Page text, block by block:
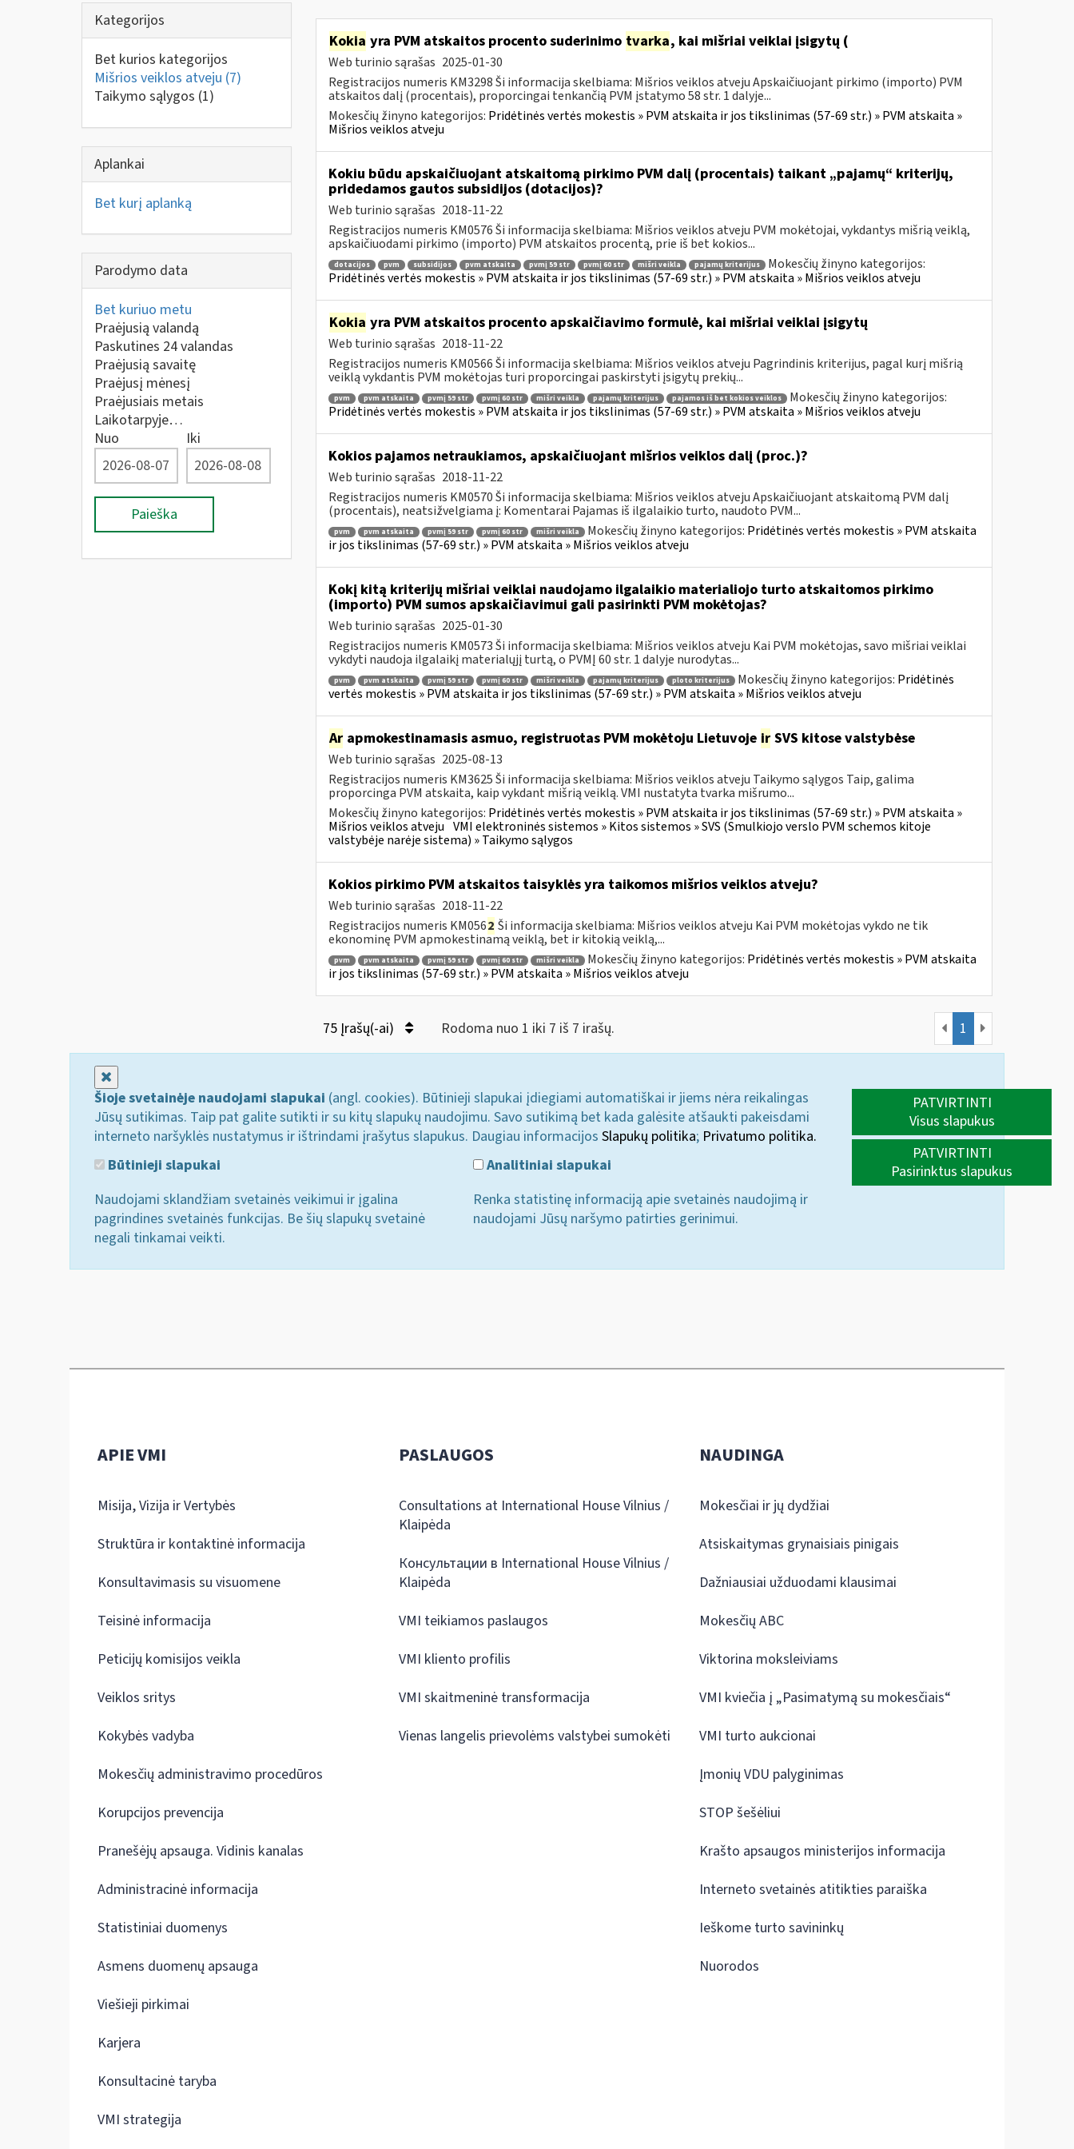
Kategorijos
Bet kurios kategorijos
Mišrios veiklos atveju (7)
Taikymo sąlygos (1)
Aplankai
Bet kurį aplanką
Parodymo data
Bet kuriuo metu
Praėjusią valandą
Paskutines 24 valandas
Praėjusią savaitę
Praėjusį mėnesį
Praėjusiais metais
Laikotarpyje…
Nuo
Iki
Paieška
Kokia yra PVM atskaitos procento suderinimo tvarka, kai mišriai veiklai įsigytų (
Web turinio sąrašas 2025-01-30
Registracijos numeris KM3298 Ši informacija skelbiama: Mišrios veiklos atveju Apskaičiuojant pirkimo (importo) PVM
atskaitos dalį (procentais), proporcingai tenkančią PVM įstatymo 58 str. 1 dalyje...
Mokesčių žinyno kategorijos: Pridėtinės vertės mokestis » PVM atskaita ir jos tikslinimas (57-69 str.) » PVM atskaita »
Mišrios veiklos atveju
Kokiu būdu apskaičiuojant atskaitomą pirkimo PVM dalį (procentais) taikant „pajamų“ kriterijų,
pridedamos gautos subsidijos (dotacijos)?
Web turinio sąrašas 2018-11-22
Registracijos numeris KM0576 Ši informacija skelbiama: Mišrios veiklos atveju PVM mokėtojai, vykdantys mišrią veiklą,
apskaičiuodami pirkimo (importo) PVM atskaitos procentą, prie iš bet kokios...
dotacijos pvm subsidijos pvm atskaita pvmį 59 str pvmį 60 str mišri veikla pajamų kriterijus
Mokesčių žinyno kategorijos:
Pridėtinės vertės mokestis » PVM atskaita ir jos tikslinimas (57-69 str.) » PVM atskaita » Mišrios veiklos atveju
Kokia yra PVM atskaitos procento apskaičiavimo formulė, kai mišriai veiklai įsigytų
Web turinio sąrašas 2018-11-22
Registracijos numeris KM0566 Ši informacija skelbiama: Mišrios veiklos atveju Pagrindinis kriterijus, pagal kurį mišrią
veiklą vykdantis PVM mokėtojas turi proporcingai paskirstyti įsigytų prekių...
pvm pvm atskaita pvmį 59 str pvmį 60 str mišri veikla pajamų kriterijus pajamos iš bet kokios veiklos
Mokesčių žinyno kategorijos:
Pridėtinės vertės mokestis » PVM atskaita ir jos tikslinimas (57-69 str.) » PVM atskaita » Mišrios veiklos atveju
Kokios pajamos netraukiamos, apskaičiuojant mišrios veiklos dalį (proc.)?
Web turinio sąrašas 2018-11-22
Registracijos numeris KM0570 Ši informacija skelbiama: Mišrios veiklos atveju Apskaičiuojant atskaitomą PVM dalį
(procentais), neatsižvelgiama į: Komentarai Pajamas iš ilgalaikio turto, naudoto PVM...
pvm pvm atskaita pvmį 59 str pvmį 60 str mišri veikla Mokesčių žinyno kategorijos: Pridėtinės vertės mokestis » PVM atskaita
ir jos tikslinimas (57-69 str.) » PVM atskaita » Mišrios veiklos atveju
Kokį kitą kriterijų mišriai veiklai naudojamo ilgalaikio materialiojo turto atskaitomos pirkimo
(importo) PVM sumos apskaičiavimui gali pasirinkti PVM mokėtojas?
Web turinio sąrašas 2025-01-30
Registracijos numeris KM0573 Ši informacija skelbiama: Mišrios veiklos atveju Kai PVM mokėtojas, savo mišriai veiklai
vykdyti naudoja ilgalaikį materialųjį turtą, o PVMĮ 60 str. 1 dalyje nurodytas...
pvm pvm atskaita pvmį 59 str pvmį 60 str mišri veikla pajamų kriterijus ploto kriterijus Mokesčių žinyno kategorijos: Pridėtinės
vertės mokestis » PVM atskaita ir jos tikslinimas (57-69 str.) » PVM atskaita » Mišrios veiklos atveju
Arapmokestinamasis asmuo, registruotas PVM mokėtoju Lietuvoje irSVS kitose valstybėse
Web turinio sąrašas 2025-08-13
Registracijos numeris KM3625 Ši informacija skelbiama: Mišrios veiklos atveju Taikymo sąlygos Taip, galima
proporcinga PVM atskaita, kaip vykdant mišrią veiklą. VMI nustatyta tvarka mišrumo...
Mokesčių žinyno kategorijos: Pridėtinės vertės mokestis » PVM atskaita ir jos tikslinimas (57-69 str.) » PVM atskaita »
Mišrios veiklos atveju VMI elektroninės sistemos » Kitos sistemos » SVS (Smulkiojo verslo PVM schemos kitoje
valstybėje narėje sistema) » Taikymo sąlygos
Kokios pirkimo PVM atskaitos taisyklės yra taikomos mišrios veiklos atveju?
Web turinio sąrašas 2018-11-22
Registracijos numeris KM0562 Ši informacija skelbiama: Mišrios veiklos atveju Kai PVM mokėtojas vykdo ne tik
ekonominę PVM apmokestinamą veiklą, bet ir kitokią veiklą,...
pvm pvm atskaita pvmį 59 str pvmį 60 str mišri veikla Mokesčių žinyno kategorijos: Pridėtinės vertės mokestis » PVM atskaita
ir jos tikslinimas (57-69 str.) » PVM atskaita » Mišrios veiklos atveju
75 Įrašų(-ai) Rodoma nuo 1 iki 7 iš 7 irašų. 1
Šioje svetainėje naudojami slapukai (angl. cookies). Būtinieji slapukai įdiegiami automatiškai ir jiems nėra reikalingas
Jūsų sutikimas. Taip pat galite sutikti ir su kitų slapukų naudojimu. Savo sutikimą bet kada galėsite atšaukti pakeisdami
interneto naršyklės nustatymus ir ištrindami įrašytus slapukus. Daugiau informacijos Slapukų politika; Privatumo politika.
Būtinieji slapukai
Naudojami sklandžiam svetainės veikimui ir įgalina
pagrindines svetainės funkcijas. Be šių slapukų svetainė
negali tinkamai veikti.
Analitiniai slapukai
Renka statistinę informaciją apie svetainės naudojimą ir
naudojami Jūsų naršymo patirties gerinimui.
PATVIRTINTI
Visus slapukus
PATVIRTINTI
Pasirinktus slapukus
APIE VMI
Misija, Vizija ir Vertybės
Struktūra ir kontaktinė informacija
Konsultavimasis su visuomene
Teisinė informacija
Peticijų komisijos veikla
Veiklos sritys
Kokybės vadyba
Mokesčių administravimo procedūros
Korupcijos prevencija
Pranešėjų apsauga. Vidinis kanalas
Administracinė informacija
Statistiniai duomenys
Asmens duomenų apsauga
Viešieji pirkimai
Karjera
Konsultacinė taryba
VMI strategija
PASLAUGOS
Consultations at International House Vilnius /
Klaipėda
Консультации в International House Vilnius /
Klaipėda
VMI teikiamos paslaugos
VMI kliento profilis
VMI skaitmeninė transformacija
Vienas langelis prievolėms valstybei sumokėti
NAUDINGA
Mokesčiai ir jų dydžiai
Atsiskaitymas grynaisiais pinigais
Dažniausiai užduodami klausimai
Mokesčių ABC
Viktorina moksleiviams
VMI kviečia į „Pasimatymą su mokesčiais“
VMI turto aukcionai
Įmonių VDU palyginimas
STOP šešėliui
Krašto apsaugos ministerijos informacija
Interneto svetainės atitikties paraiška
Ieškome turto savininkų
Nuorodos